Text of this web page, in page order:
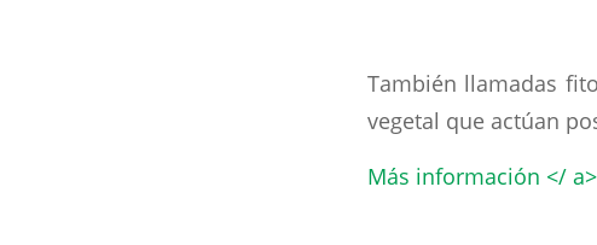
También llamadas
vegetal que actúan
Más información </ a>